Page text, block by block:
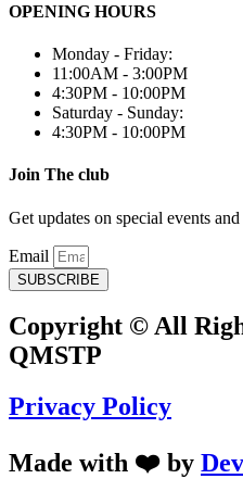
OPENING HOURS
Monday - Friday:
11:00AM - 3:00PM
4:30PM - 10:00PM
Saturday - Sunday:
4:30PM - 10:00PM
Join The club
Get updates on special events
Email
SUBSCRIBE
Copyright © All
QMSTP
Privacy Policy
Made with ❤️ by